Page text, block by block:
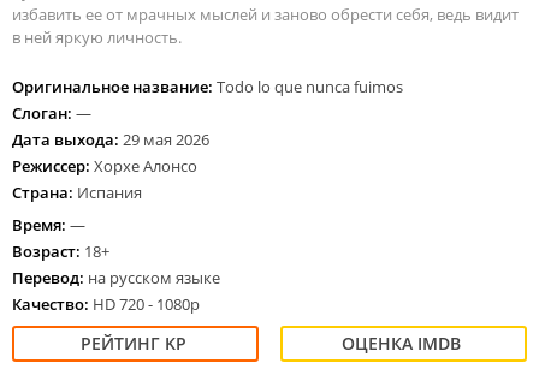
избавить ее от мрачных мыслей и заново обрести себя, ведь видит
в ней яркую личность.
Оригинальное название: Todo lo que nunca fuimos
Слоган: —
Дата выхода: 29 мая 2026
Режиссер: Хорхе Алонсо
Страна: Испания
Время: —
Возраст: 18+
Перевод: на русском языке
Качество: HD 720 - 1080p